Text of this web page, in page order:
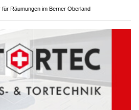
Räumungen im Berner Oberland